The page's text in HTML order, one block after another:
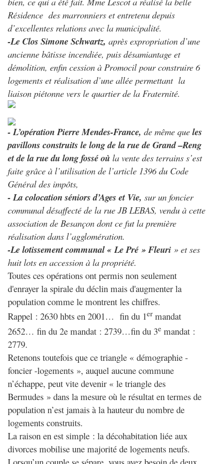
Résidence des marronniers et entretenu depuis
d’excellentes relations avec la municipalité.
-Le Clos Simone Schwartz, après expropriation d’une
ancienne bâtisse incendiée, puis désamiantage et
démolition, enfin cession à Promocil pour construire 6
logements et réalisation d’une allée permettant la
liaison piétonne vers le quartier de la Fraternité.
- L’opération Pierre Mendes-France, de même que les
pavillons construits le long de la rue de Grand –Reng
et de la rue du long fossé où la vente des terrains s’est
faite grâce à l’utilisation de l’article 1396 du Code
Général des impôts,
- La colocation séniors d’Ages et Vie, sur un foncier
communal désaffecté de la rue JB LEBAS, vendu à cette
association de Besançon dont ce fut la première
réalisation dans l’agglomération.
-Le lotissement communal « Le Pré » Fleuri » et ses
huit lots en accession à la propriété.
Toutes ces opérations ont permis non seulement
d'enrayer la spirale du déclin mais d'augmenter la
population comme le montrent les chiffres.
Rappel : 2630 hbts en 2001… fin du 1er mandat
2652… fin du 2e mandat : 2739…fin du 3e mandat :
2779.
Retenons toutefois que ce triangle « démographie -
foncier -logements », auquel aucune commune
n’échappe, peut vite devenir « le triangle des
Bermudes » dans la mesure où le résultat en termes de
population n’est jamais à la hauteur du nombre de
logements construits.
La raison en est simple : la décohabitation liée aux
divorces mobilise une majorité de logements neufs.